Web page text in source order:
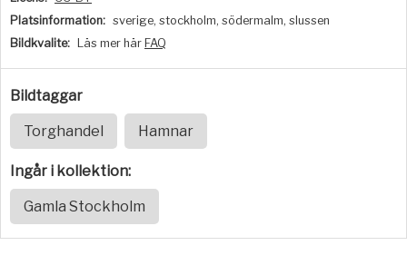
Platsinformation: sverige, stockholm, södermalm, slussen
Bildkvalite:
Läs mer här FAQ
Bildtaggar
Torghandel Hamnar
Ingår i kollektion:
Gamla Stockholm